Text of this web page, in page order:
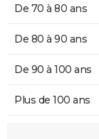
De 70 à 80 ans
De 80 à 90 ans
De 90 à 100 ans
Plus de 100 ans